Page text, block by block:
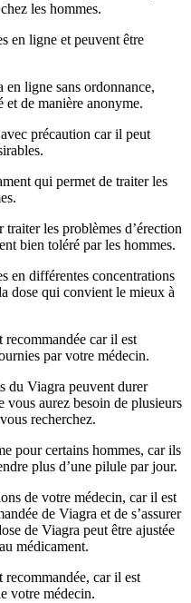
les hommes.
en ligne et peuvent être
en ligne sans ordonnance,
et de manière anonyme.
précaution car il peut
qui permet de traiter les
les problèmes d’érection
bien toléré par les hommes.
en différentes concentrations
dose qui convient le mieux à
car il est
par votre médecin.
du Viagra peuvent durer
vous aurez besoin de plusieurs
recherchez.
pour certains hommes, car ils
plus d’une pilule par jour.
de votre médecin, car il est
de Viagra et de s’assurer
de Viagra peut être ajustée
médicament.
car il est
votre médecin.